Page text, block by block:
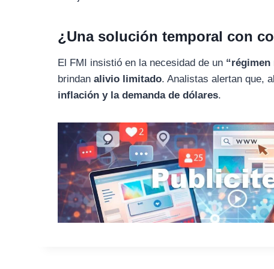
¿Una solución temporal con
El FMI insistió en la necesidad de un “régimen
brindanalivio limitado. Analistas alertan que,
inflación y la demanda de dólares.